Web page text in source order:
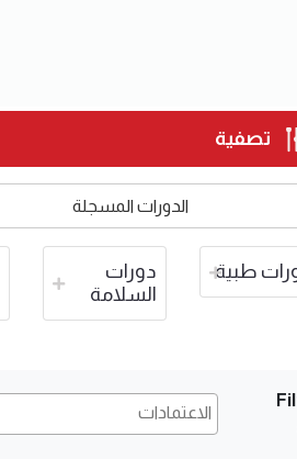
تصفية
الدورات المسجلة
طبية
دورات
السلامة